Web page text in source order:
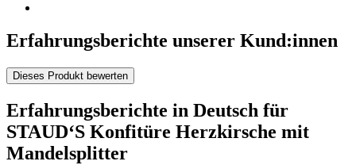
Erfahrungsberichte unserer Kund:innen
Dieses Produkt bewerten
Erfahrungsberichte in Deutsch für
STAUD‘S Konfitüre Herzkirsche mit
Mandelsplitter